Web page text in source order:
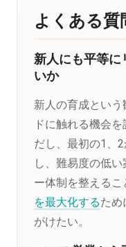
よくある質
新人にも平等に
いか
新人の育成とい
ドに触れる機会
だし、最初の1、
し、難易度の低
ー体制を整えるこ
を最大化するため
がけたい。